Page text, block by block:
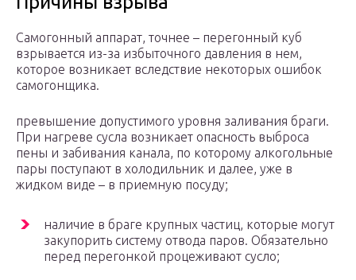
Самогонный аппарат, точнее – перегонный куб
взрывается из-за избыточного давления в нем,
которое возникает вследствие некоторых ошибок
самогонщика.
превышение допустимого уровня заливания браги.
При нагреве сусла возникает опасность выброса
пены и забивания канала, по которому алкогольные
пары поступают в холодильник и далее, уже в
жидком виде – в приемную посуду;
наличие в браге крупных частиц, которые могут
закупорить систему отвода паров. Обязательно
перед перегонкой процеживают сусло;